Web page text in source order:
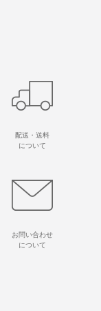
配送・送料
について
お問い合わせ
について